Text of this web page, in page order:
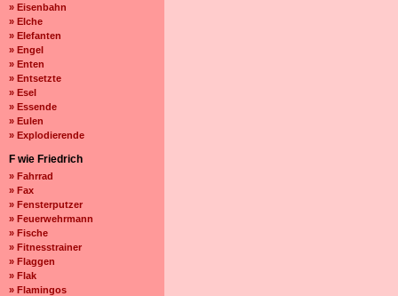
» Eisenbahn
» Elche
» Elefanten
» Engel
» Enten
» Entsetzte
» Esel
» Essende
» Eulen
» Explodierende
F wie Friedrich
» Fahrrad
» Fax
» Fensterputzer
» Feuerwehrmann
» Fische
» Fitnesstrainer
» Flaggen
» Flak
» Flamingos